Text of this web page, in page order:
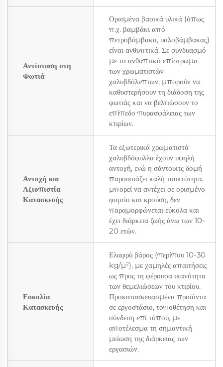
Αντίσταση στη
Φωτιά
Ορισμένα βασικά υλικά (όπως
π.χ. βαμβάκι από
πετροβάμβακα, υαλοβάμβακας)
είναι ανθυπτικά. Σε συνδυασμό
με το ανθυπτικό επίστρωμα
των χρωματιστών
χαλυβδόλεπτων, μπορούν να
καθυστερήσουν τη διάδοση της
φωτιάς και να βελτιώσουν το
επίπεδο πυρασφάλειας των
κτιρίων.
Αντοχή και
Αξιοπιστία
Κατασκευής
Τα εξωτερικά χρωματιστά
χαλυβδόφυλλα έχουν υψηλή
αντοχή, ενώ η σάντουιτς δομή
παρουσιάζει καλή τουκτότητα,
μπορεί να αντέχει σε ορισμένο
φορτίο και κρούση, δεν
παραμορφώνεται εύκολα και
έχει διάρκεια ζωής άνω των 10-
20 ετών.
Ευκολία
Κατασκευής
Ελαφρύ βάρος (περίπου 10-30
kg/μ²), με χαμηλές απαιτήσεις
ως προς τη φέρουσα ικανότητα
των θεμελιώσεων του κτιρίου.
Προκατασκευασμένα προϊόντα
σε εργοστάσιο, τοποθέτηση και
σύνδεση επί τόπου, με
αποτέλεσμα τη σημαντική
μείωση της διάρκειας των
εργασιών.